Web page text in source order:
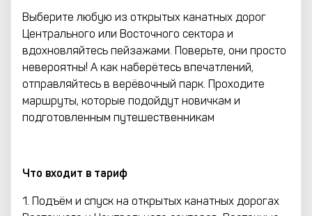
Выберите любую из открытых канатных дорог
Центрального или Восточного сектора и
вдохновляйтесь пейзажами. Поверьте, они просто
невероятны! А как наберётесь впечатлений,
отправляйтесь в верёвочный парк. Проходите
маршруты, которые подойдут новичкам и
подготовленным путешественникам
Что входит в тариф
1. Подъём и спуск на открытых канатных дорогах